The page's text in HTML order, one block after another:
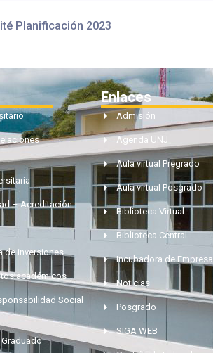
Planificación 2023
– Acreditación
de inversiones
académicos
Social
Enlaces
Admisión
Agenda UNJ
Aula virtual Pregrado
Aula virtual Posgrado
Biblioteca Virtual
Biblioteca Central
Incubadora de Empresa
Noticias
Posgrado
SIGA WEB